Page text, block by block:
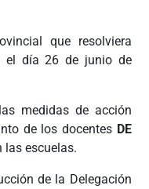
que resolviera
el día 26 de junio de
medidas de acción
de los docentes DE
las escuelas.
de la Delegación